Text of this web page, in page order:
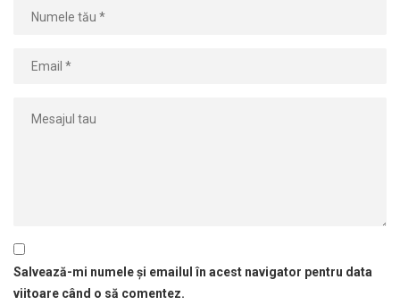
Salvează-mi numele și emailul în acest navigator pentru data
viitoare când o să comentez.